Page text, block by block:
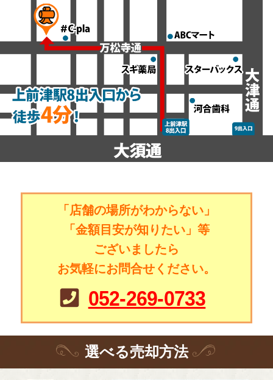
「店舗の場所がわからない」
「金額目安が知りたい」等
ございましたら
お気軽にお問合せください。
052-269-0733
選べる売却方法